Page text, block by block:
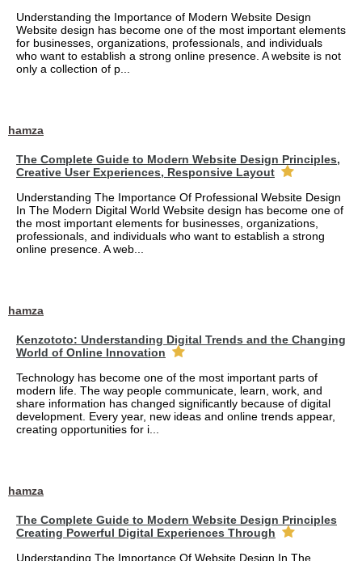
Understanding the Importance of Modern Website Design
Website design has become one of the most important elements
for businesses, organizations, professionals, and individuals
who want to establish a strong online presence. A website is not
only a collection of p...
hamza
The Complete Guide to Modern Website Design Principles,
Creative User Experiences, Responsive Layout
Understanding The Importance Of Professional Website Design
In The Modern Digital World Website design has become one of
the most important elements for businesses, organizations,
professionals, and individuals who want to establish a strong
online presence. A web...
hamza
Kenzototo: Understanding Digital Trends and the Changing
World of Online Innovation
Technology has become one of the most important parts of
modern life. The way people communicate, learn, work, and
share information has changed significantly because of digital
development. Every year, new ideas and online trends appear,
creating opportunities for i...
hamza
The Complete Guide to Modern Website Design Principles
Creating Powerful Digital Experiences Through
Understanding The Importance Of Website Design In The